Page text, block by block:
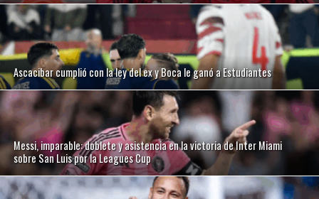
Ascacibar cumplió con la ley del ex y Boca le ganó a Estudiantes
Messi, imparable: doblete y asistencia en la victoria de Inter Miami
sobre San Luis por la Leagues Cup